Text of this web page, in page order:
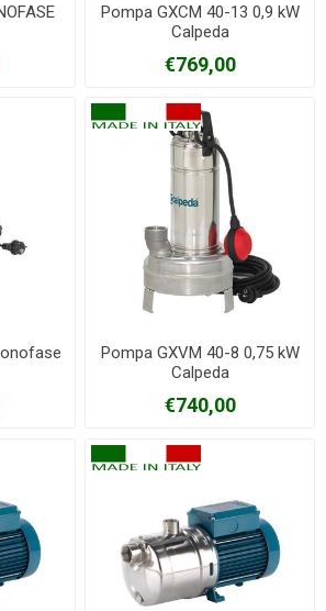
Pompa GXCM 40-13 0,9 kW
Calpeda
€769,00
Pompa GXVM 40-8 0,75 kW
Calpeda
€740,00